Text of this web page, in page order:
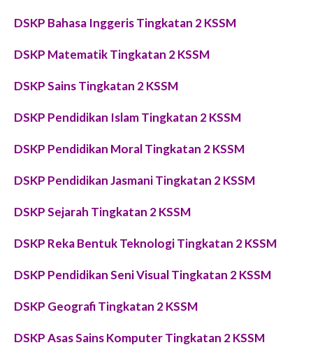
DSKP Bahasa Inggeris Tingkatan 2 KSSM
DSKP Matematik Tingkatan 2 KSSM
DSKP Sains Tingkatan 2 KSSM
DSKP Pendidikan Islam Tingkatan 2 KSSM
DSKP Pendidikan Moral Tingkatan 2 KSSM
DSKP Pendidikan Jasmani Tingkatan 2 KSSM
DSKP Sejarah Tingkatan 2 KSSM
DSKP Reka Bentuk Teknologi Tingkatan 2 KSSM
DSKP Pendidikan Seni Visual Tingkatan 2 KSSM
DSKP Geografi Tingkatan 2 KSSM
DSKP Asas Sains Komputer Tingkatan 2 KSSM